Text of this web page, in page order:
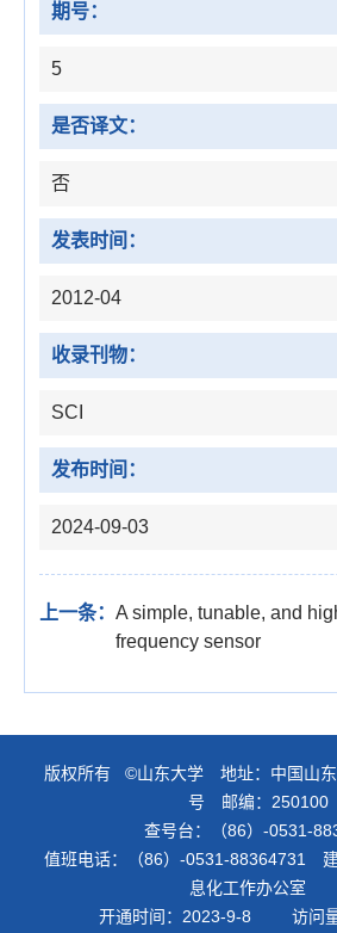
期号：
5
是否译文：
否
发表时间：
2012-04
收录刊物：
SCI
发布时间：
2024-09-03
上一条： A simple, tunable, and
frequency sensor
版权所有 ©山东大学 地址：中国山东
号 邮编：250100
查号台：（86）-0531-
值班电话：（86）-0531-88364731
息化工作办公室
开通时间： 2023-9-8 访问